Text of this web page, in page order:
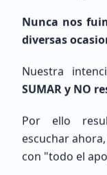
Pedro
Nunca nos
diversas
Nuestra
SUMAR y NO
Por ello
escuchar
con "todo el